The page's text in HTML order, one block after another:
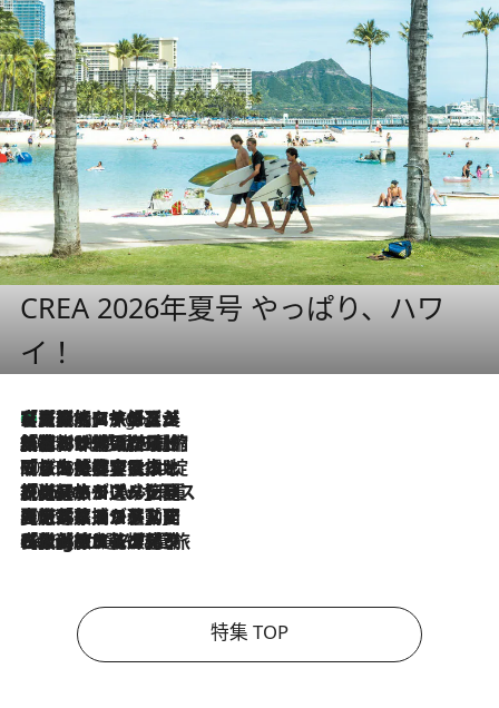
CREA 2026年夏号 やっぱり、ハワ
イ！
9 Hours Ago
【厳選旅コスメ】「多機能アイテムがメイン！」旅好き美容エディターが選んだ夏旅ベストコスメを発表【Mサイズジップ】
2026.8.6
「荷物が増えるほど旅ストレスは増す」美容ジャーナリストがたどり着いた最終結論。“化粧品を劇的に減らす”感動の凝縮美容とは
2026.8.6
「旅先には金髪ウィッグを持参」日本と同じメイクでは損してる!? 美容ジャーナリストが提案する“掟破りの旅美容”とは
2026.8.6
【厳選旅コスメ】「身軽さ＆UV対策重視！」ヘアアーティストshucoが選んだ夏旅ベストコスメを発表【Mサイズジップ】
2026.8.5
【厳選旅コスメ】国内をあちこち移動する河井菜摘が選んだ夏旅ベストコスメ発表！「リラックスアイテムはマスト」【Mサイズジップ】
2026.8.4
【厳選旅コスメ】「紫外線＆乾燥対策しながらメイク感も！」ヘア＆メイクGeorgeが選んだ夏旅ベストコスメを発表！【Mサイズジップ】
特集 TOP